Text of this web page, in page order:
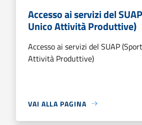
Accesso ai servizi del
Unico Attività Produttive)
Accesso ai servizi del SUAP
Attività Produttive)
VAI ALLA PAGINA